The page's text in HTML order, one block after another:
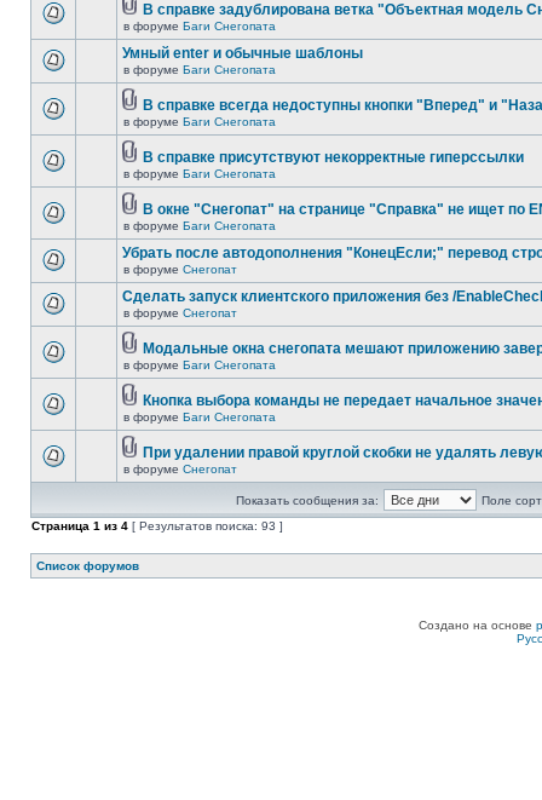
В справке задублирована ветка "Объектная модель
в форуме Баги Снегопата
Умный enter и обычные шаблоны
в форуме Баги Снегопата
В справке всегда недоступны кнопки "Вперед" и
в форуме Баги Снегопата
В справке присутствуют некорректные гиперссылки
в форуме Баги Снегопата
В окне "Снегопат" на странице "Справка" не ищет по
в форуме Баги Снегопата
Убрать после автодополнения "КонецЕсли;" перевод
в форуме Снегопат
Cделать запуск клиентского приложения без /
в форуме Снегопат
Модальные окна снегопата мешают приложению
в форуме Баги Снегопата
Кнопка выбора команды не передает начальное
в форуме Баги Снегопата
При удалении правой круглой скобки не удалять
в форуме Снегопат
Показать сообщения за:
Поле
Страница 1 из 4 [ Результатов поиска: 93 ]
Список форумов
Создано на основе